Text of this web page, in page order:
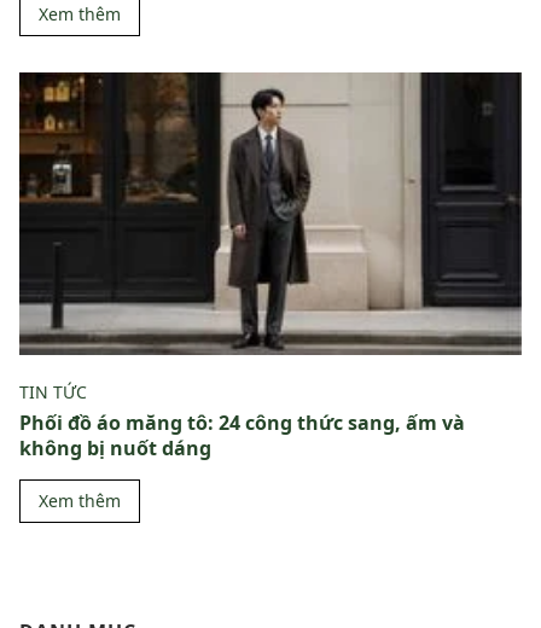
Xem thêm
TIN TỨC
Phối đồ áo măng tô: 24 công thức sang, ấm và
không bị nuốt dáng
Xem thêm